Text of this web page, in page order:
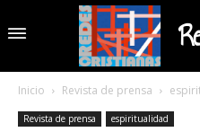
Inicio Revista de prensa
Revista de prensa espiritualidad